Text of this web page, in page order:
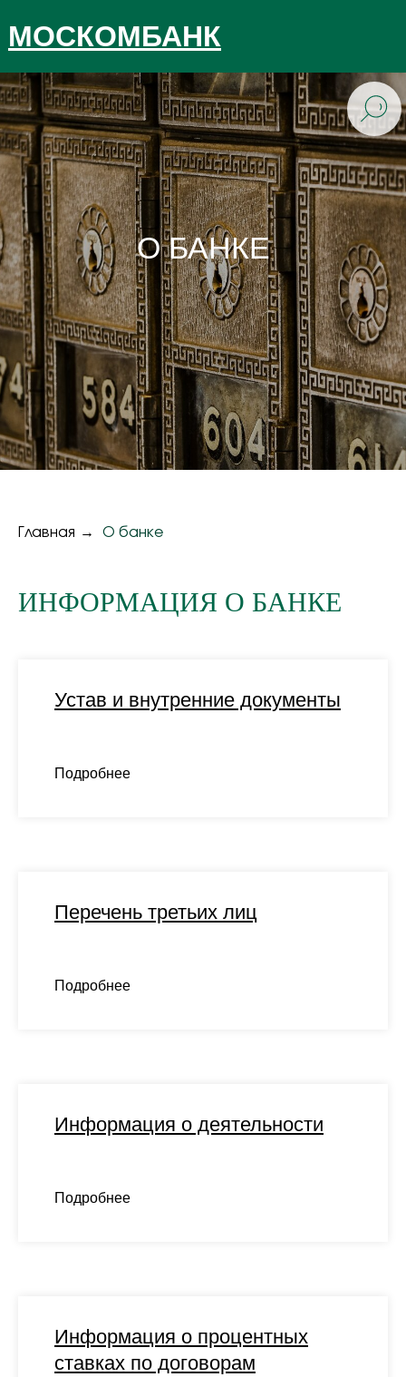
МОСКОМБАНК
О БАНКЕ
Главная → О банке
ИНФОРМАЦИЯ О БАНКЕ
Устав и внутренние документы
Подробнее
Перечень третьих лиц
Подробнее
Информация о деятельности
Подробнее
Информация о процентных
ставках по договорам